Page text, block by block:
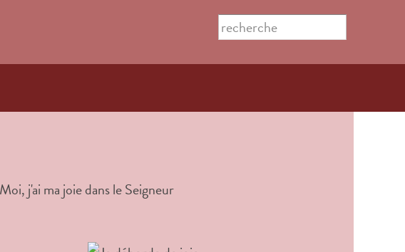
Formulaire
de
recherche
Search this site